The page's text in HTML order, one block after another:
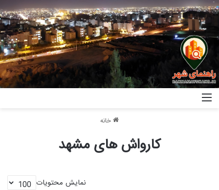
خانه
کارواش های مشهد
نمایش محتویات